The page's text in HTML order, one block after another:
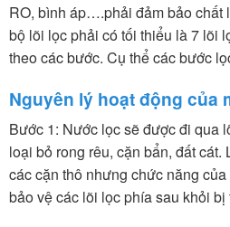
RO, bình áp….phải đảm bảo chất
bộ lõi lọc phải có tối thiểu là 7 lõi
theo các bước. Cụ thể các bước
Nguyên lý hoạt động của
Bước 1: Nước lọc sẽ được đi qua
loại bỏ rong rêu, cặn bẩn, đất
các cặn thô nhưng chức năng
bảo vệ các lõi lọc phía sau khỏi bị